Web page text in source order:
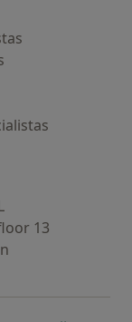
de inicio
13